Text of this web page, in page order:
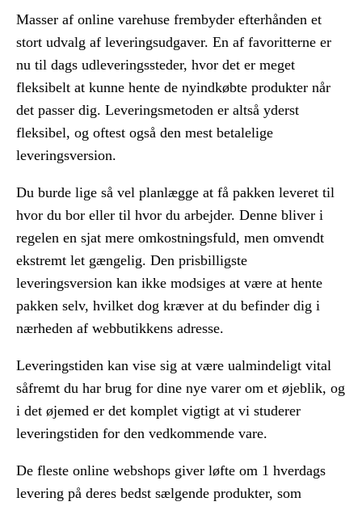
Masser af online varehuse frembyder efterhånden et
stort udvalg af leveringsudgaver. En af favoritterne er
nu til dags udleveringssteder, hvor det er meget
fleksibelt at kunne hente de nyindkøbte produkter når
det passer dig. Leveringsmetoden er altså yderst
fleksibel, og oftest også den mest betalelige
leveringsversion.
Du burde lige så vel planlægge at få pakken leveret til
hvor du bor eller til hvor du arbejder. Denne bliver i
regelen en sjat mere omkostningsfuld, men omvendt
ekstremt let gængelig. Den prisbilligste
leveringsversion kan ikke modsiges at være at hente
pakken selv, hvilket dog kræver at du befinder dig i
nærheden af webbutikkens adresse.
Leveringstiden kan vise sig at være ualmindeligt vital
såfremt du har brug for dine nye varer om et øjeblik, og
i det øjemed er det komplet vigtigt at vi studerer
leveringstiden for den vedkommende vare.
De fleste online webshops giver løfte om 1 hverdags
levering på deres bedst sælgende produkter, som